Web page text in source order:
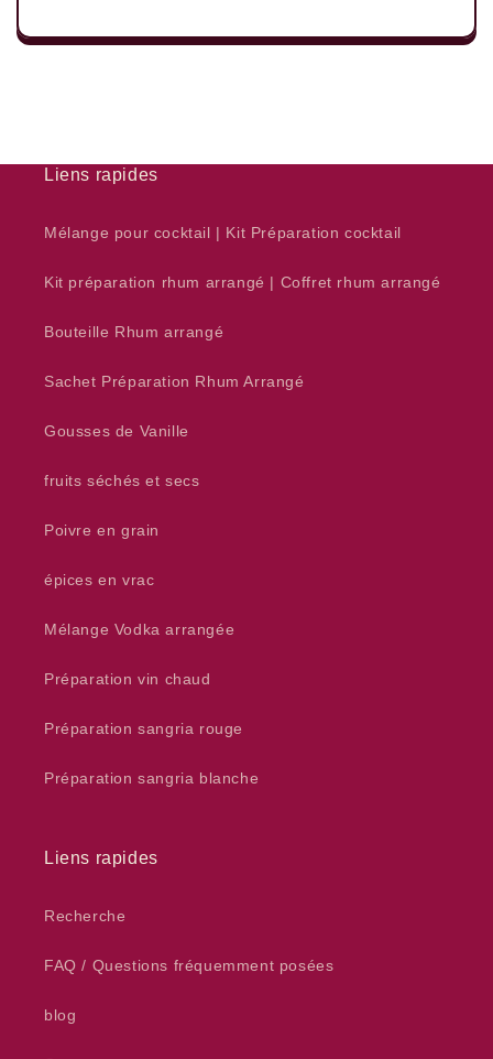
Liens rapides
Mélange pour cocktail | Kit Préparation cocktail
Kit préparation rhum arrangé | Coffret rhum arrangé
Bouteille Rhum arrangé
Sachet Préparation Rhum Arrangé
Gousses de Vanille
fruits séchés et secs
Poivre en grain
épices en vrac
Mélange Vodka arrangée
Préparation vin chaud
Préparation sangria rouge
Préparation sangria blanche
Liens rapides
Recherche
FAQ / Questions fréquemment posées
blog